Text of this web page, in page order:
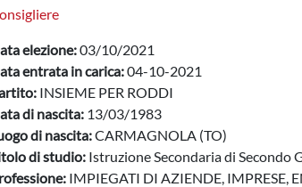
elezione:03/10/2021
entrata in carica:04-10-2021
INSIEME PER RODDI
di nascita: 13/03/1983
di nascita:CARMAGNOLA (TO)
di studio: Istruzione Secondaria di Secondo
IMPIEGATI DI AZIENDE, IMPRESE,